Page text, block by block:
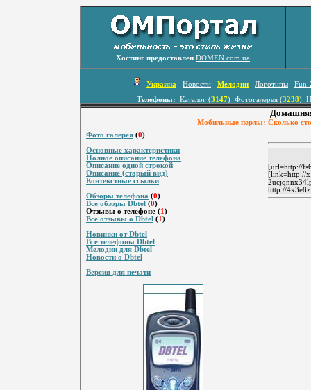
Хостинг предоставлен DOMEN.com.ua
Украина Новости Мелодии Логотипы
Fun-
Телефоны:
Каталог (3147) Фотогалерея (3238)
Мобильные перлы: Сколько
Фото галерея (0)
Основные характеристики
Полное описание телефона
Описание одной строкой
Описание (старый вид)
Контекстные ссылки
Обзоры телефона (0)
Все обзоры Dbtel (0)
Отзывы о телефоне (1 )
Все отзывы о Dbtel (1 )
Новинки от Dbtel
Все телефоны Dbtel
Мелодии для Dbtel
Новости о Dbtel
Версия для печати
[url=http://
[link=http://
http://